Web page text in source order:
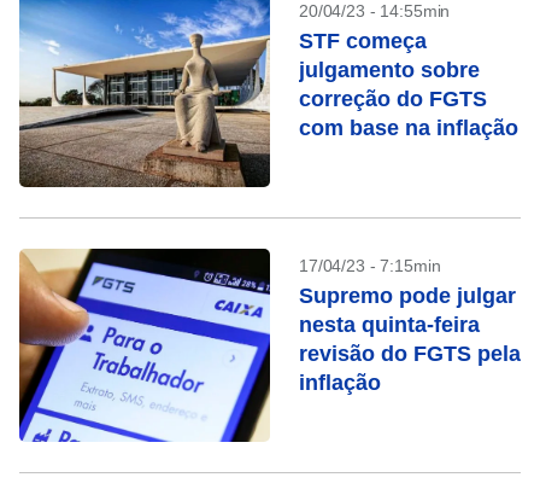
20/04/23 - 14:55min
STF começa
julgamento sobre
correção do FGTS
com base na inflação
17/04/23 - 7:15min
Supremo pode julgar
nesta quinta-feira
revisão do FGTS pela
inflação